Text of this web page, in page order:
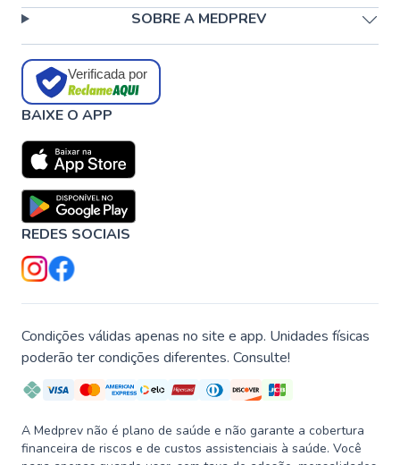
SOBRE A MEDPREV
Verificada por
BAIXE O APP
REDES SOCIAIS
Condições válidas apenas no site e app. Unidades físicas
poderão ter condições diferentes. Consulte!
A Medprev não é plano de saúde e não garante a cobertura
financeira de riscos e de custos assistenciais à saúde. Você